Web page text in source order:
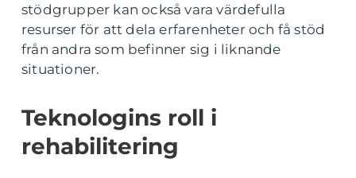
stödgrupper kan också vara värdefulla
resurser för att dela erfarenheter och få stöd
från andra som befinner sig i liknande
situationer.
Teknologins roll i
rehabilitering